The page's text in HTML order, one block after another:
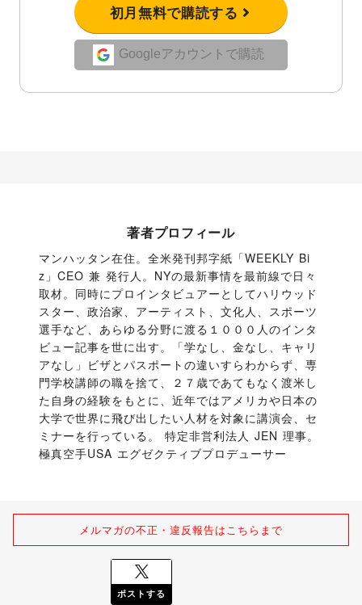
初月無料で購読する
Googleアカウントで購読
著者プロフィール
マンハッタン在住。全米発刊邦字紙「WEEKLY Bi
z」CEO 兼 発行人。NYの最新事情を最前線で日々
取材。同時にプロインタビュアーとしてハリウッド
スター、政治家、アーティスト、文化人、スポーツ
選手など、あらゆる分野に渡る１０００人のインタ
ビュー記事を世に出す。「学なし、金なし、キャリ
アなし」ビザとパスポートの違いすらわからず、専
門学校講師の職を捨て、２７歳であてもなく渡米し
た自身の経験をもとに、近年ではアメリカや日本の
大学で世界に飛び出したい人材を対象に講演会、セ
ミナーを行っている。 特定非営利法人 JEN 理事。
極真空手USA エグゼクティブプロデューサー
メルマガの不正・違反報告はこちらまで
ポストする